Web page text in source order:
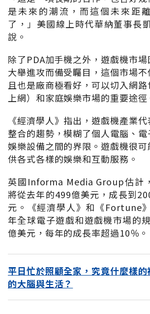
是未來的潮流，而這個未來距
了，」美國線上時代華納董事長凱
說。
除了PDA加手機之外，遊戲機市
大舉進攻而備受矚目，這個市場
且也是廠商極看好，可以切入網
上網）和家庭娛樂市場的重要途徑
《經濟學人》指出，遊戲機產業
整合的趨勢，模糊了個人電腦、
娛樂設備之間的界限。遊戲機很
供各式各樣的娛樂和互動服務。
英國Informa Media Group估計
將從去年的499億美元，成長到
元。《經濟學人》和《Fortune
年全球電子遊戲和遊戲機市場的
億美元，每年的成長率超過10％。
平日忙於照顧全家，究竟什麼樣
的大腦與生活？